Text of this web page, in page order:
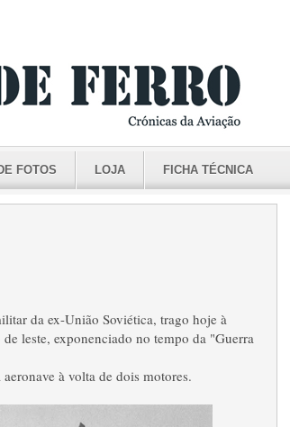
FOTOS LOJA FICHA TÉCNICA
da ex-União Soviética, trago hoje à
leste, exponenciado no tempo da "Guerra
à volta de dois motores.